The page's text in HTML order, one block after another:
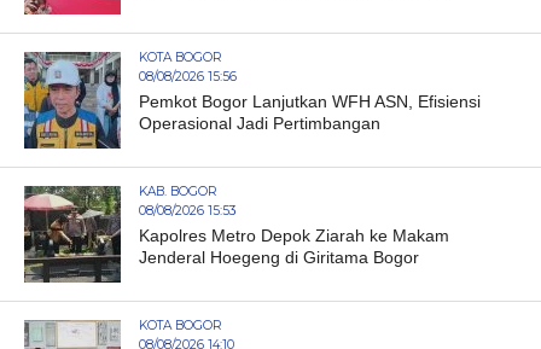
KOTA BOGOR
08/08/2026 15:56
Pemkot Bogor Lanjutkan WFH ASN, Efisiensi
Operasional Jadi Pertimbangan
KAB. BOGOR
08/08/2026 15:53
Kapolres Metro Depok Ziarah ke Makam
Jenderal Hoegeng di Giritama Bogor
KOTA BOGOR
08/08/2026 14:10